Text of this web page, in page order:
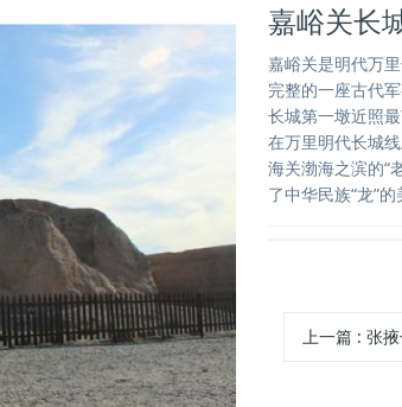
嘉峪关长
嘉峪关是明代万
完整的一座古代
长城第一墩近照
在万里明代长城
海关渤海之滨的“
了中华民族“龙”
上一篇: 张掖